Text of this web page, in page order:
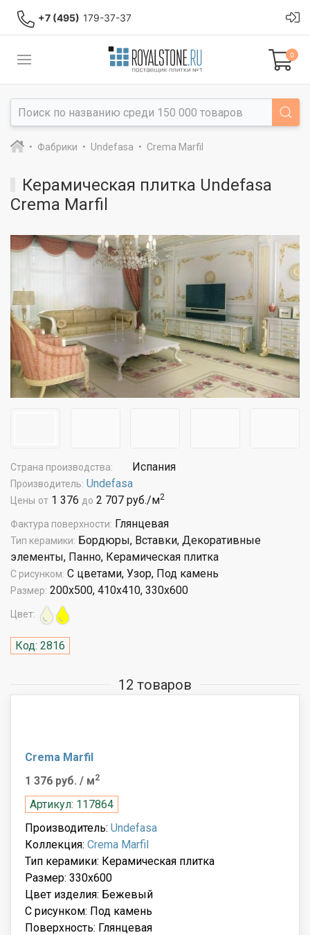
+7 (495) 179-37-37
0
Фабрики Undefasa Crema Marfil
Керамическая плитка Undefasa
Crema Marfil
Страна производства: Испания
Производитель: Undefasa
Цены от 1 376 до 2 707 руб./м2
Фактура поверхности: Глянцевая
Тип керамики: Бордюры, Вставки, Декоративные
элементы, Панно, Керамическая плитка
С рисунком: С цветами, Узор, Под камень
Размер: 200x500, 410x410, 330x600
Цвет:
Код: 2816
12 товаров
Crema Marfil
1 376 руб. / м2
Артикул: 117864
Производитель: Undefasa
Коллекция: Crema Marfil
Тип керамики: Керамическая плитка
Размер: 330x600
Цвет изделия: Бежевый
С рисунком: Под камень
Поверхность: Глянцевая